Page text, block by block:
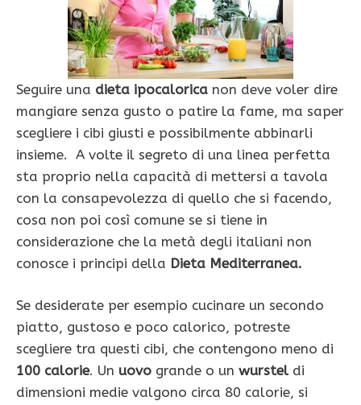
Seguire una dieta ipocalorica non deve voler dire
mangiare senza gusto o patire la fame, ma saper
scegliere i cibi giusti e possibilmente abbinarli
insieme. A volte il segreto di una linea perfetta
sta proprio nella capacità di mettersi a tavola
con la consapevolezza di quello che si facendo,
cosa non poi così comune se si tiene in
considerazione che la metà degli italiani non
conosce i principi della Dieta Mediterranea.
Se desiderate per esempio cucinare un secondo
piatto, gustoso e poco calorico, potreste
scegliere tra questi cibi, che contengono meno di
100 calorie. Un uovo grande o un wursteldi
dimensioni medie valgono circa 80 calorie, si